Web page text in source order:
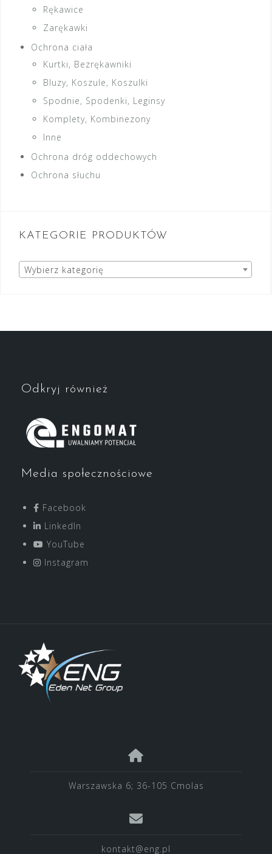
Rękawice
Zarękawki
Ochrona ciała
Kurtki, Bezrękawniki
Bluzy, Koszule, Koszulki
Spodnie, Spodenki, Leginsy
Komplety, Kombinezony
Inne
Ochrona dróg oddechowych
Ochrona słuchu
KATEGORIE PRODUKTÓW
Wybierz kategorię
Odkryj również
Media społecznościowe
Facebook
LinkedIn
YouTube
Instagram
Warszawska 6; 36-105 Cmolas
kontakt@eng.pl